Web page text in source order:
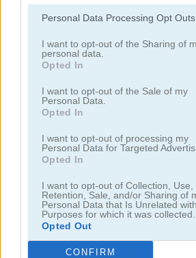
Personal Data Processing Opt Outs
I want to opt-out of the Sharing of
personal data.
Opted In
I want to opt-out of the Sale of my
Personal Data.
Opted In
I want to opt-out of processing my
Personal Data for Targeted
Opted In
I want to opt-out of Collection, Use,
Retention, Sale, and/or Sharing of
Personal Data that Is Unrelated
Purposes for which it was collected.
Opted Out
CONFIRM
Hold My Hand, Friend
Categorías Relacionadas
juegos de 2048
juegos de frutas
juegos de rompecabezas